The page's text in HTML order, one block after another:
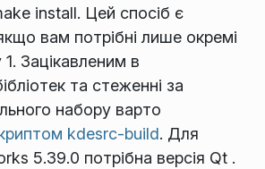
install. Цей спосіб є
вам потрібні лише окремі
Зацікавленим в
та стеженні за
набору варто
kdesrc-build. Для
5.39.0 потрібна версія Qt .